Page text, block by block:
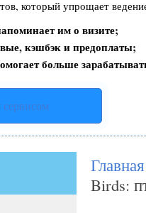
который упрощает
им о визите;
кэшбэк и предоплаты;
больше
сервисом
Главная
Birds: